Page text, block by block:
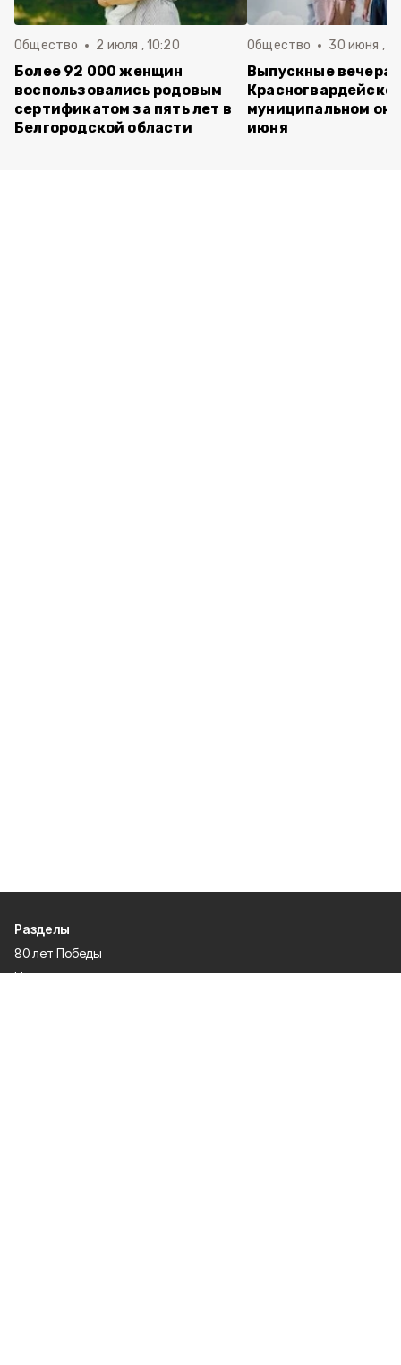
Общество 2 июля , 10:20
Более 92 000 женщин
воспользовались родовым
сертификатом за пять лет в
Белгородской области
Общество 30 июня ,
Выпускные вечера
муниципальном
июня
Разделы
80 лет Победы
Новости